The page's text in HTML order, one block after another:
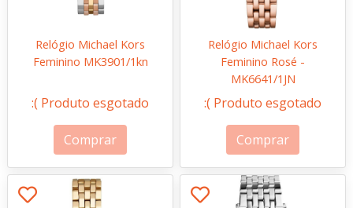
Relógio Michael Kors
Feminino MK3901/1kn
:( Produto esgotado
Comprar
Relógio Michael Kors
Feminino Rosé -
MK6641/1JN
:( Produto esgotado
Comprar